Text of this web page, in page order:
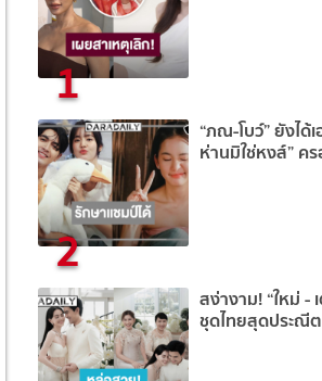
1
2
“ภณ-โบว์” ยังได้
ห่านมิใช่หงส์” ค
สง่างาม! “ใหม่ -
ชุดไทยสุดประณี